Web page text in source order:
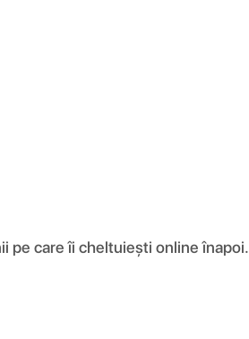
pe care îi cheltuiești online înapoi.